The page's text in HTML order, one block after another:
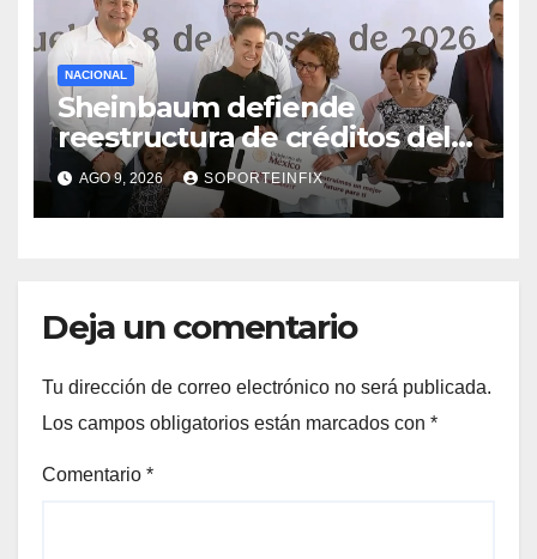
NACIONAL
Sheinbaum defiende
reestructura de créditos del
Infonavit y niega riesgo
financiero
AGO 9, 2026 SOPORTEINFIX
Deja un comentario
Tu dirección de correo electrónico no será publicada.
Los campos obligatorios están marcados con *
Comentario *